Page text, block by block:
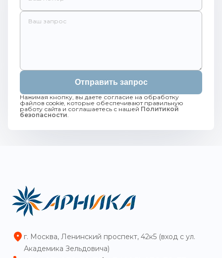
Отправить запрос
Нажимая кнопку, вы даете согласие на обработку
файлов cookie, которые обеспечивают правильную
работу сайта и соглашаетесь с нашей Политикой
безопасности.
г. Москва, Ленинский проспект, 42к5 (вход с ул.
Академика Зельдовича)